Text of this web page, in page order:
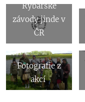
Rybářské
závody jinde v
ČR
Fotografie z
akcí